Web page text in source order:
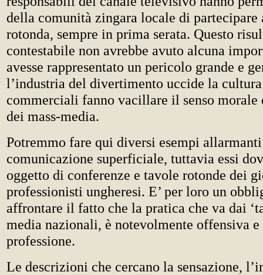
della comunità zingara locale di partecipare
rotonda, sempre in prima serata. Questo
contestabile non avrebbe avuto alcuna
avesse rappresentato un pericolo grande e
l’industria del divertimento uccide la
commerciali fanno vacillare il senso morale
dei mass-media.
Potremmo fare qui diversi esempi
comunicazione superficiale, tuttavia essi
oggetto di conferenze e tavole rotonde dei
professionisti ungheresi. E’ per loro un
affrontare il fatto che la pratica che va dai
media nazionali, è notevolmente offensiva
professione.
Le descrizioni che cercano la sensazione,